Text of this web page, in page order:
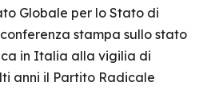
Globale per lo Stato di
stampa sullo stato
in Italia alla vigilia di
anni il Partito Radicale